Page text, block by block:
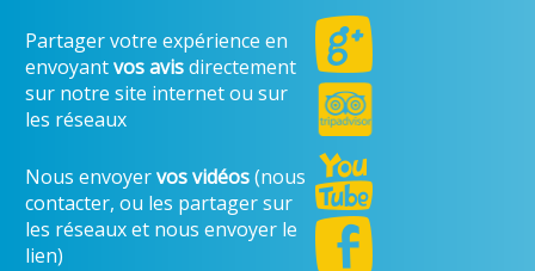
Partager votre expérience en
envoyantvos avisdirectement
sur notre site internet ou sur
les réseaux
Nous envoyervos vidéos(nous
contacter, ou les partager sur
les réseaux et nous envoyer le
lien)